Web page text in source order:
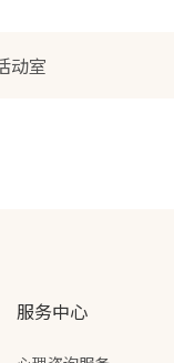
动室
服务中心